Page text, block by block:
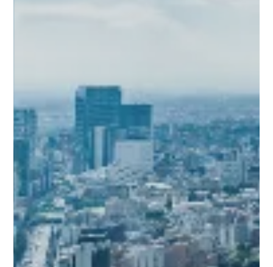
check_circle
おおよその費用を算出